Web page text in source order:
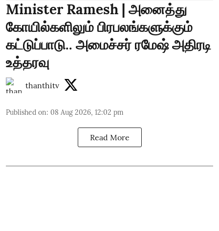
Minister Ramesh | அனைத்து
கோயில்களிலும் பிரபலங்களுக்கும்
கட்டுப்பாடு.. அமைச்சர் ரமேஷ் அதிரடி
உத்தரவு
thanthitv
Published on: 08 Aug 2026, 12:02 pm
Read More